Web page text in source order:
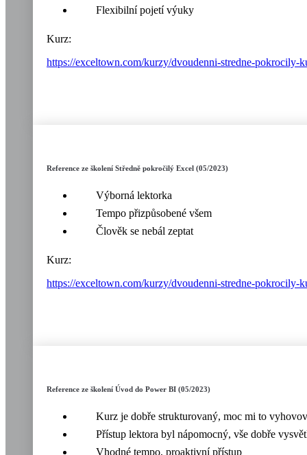
Flexibilní pojetí výuky
Kurz:
https://exceltown.com/kurzy/dvoudenni-stredne-pokrocily-
Reference ze školení Středně pokročilý Excel (05/2023)
Výborná lektorka
Tempo přizpůsobené všem
Člověk se nebál zeptat
Kurz:
https://exceltown.com/kurzy/dvoudenni-stredne-pokrocily-
Reference ze školení Úvod do Power BI (05/2023)
Kurz je dobře strukturovaný, moc mi to
Přístup lektora byl nápomocný, vše dobře
Vhodné tempo, proaktivní přístup